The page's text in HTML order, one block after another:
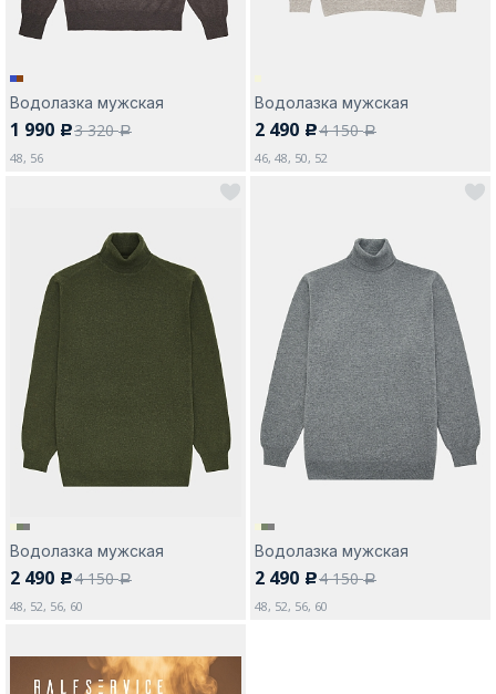
Водолазка мужская
1 990 c3 320a
48, 56
Водолазка мужская
2 490 c4 150a
46, 48, 50, 52
Водолазка мужская
2 490 c4 150a
48, 52, 56, 60
Водолазка мужская
2 490 c4 150a
48, 52, 56, 60